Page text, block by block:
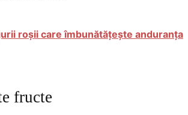
roșii care îmbunătățește anduranța
fructe